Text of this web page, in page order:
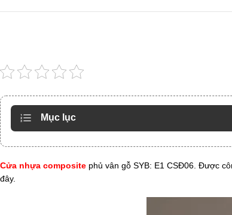
Mục lục
Cửa nhựa composite phủ vân gỗ SYB: E1 CSĐ06. Được
đây.